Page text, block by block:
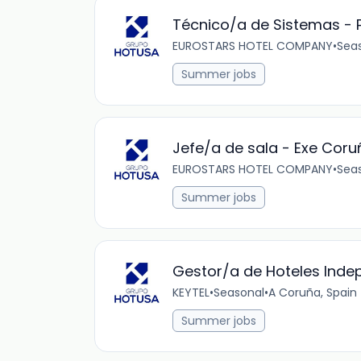
Técnico/a de Sistemas -
EUROSTARS HOTEL COMPANY•
Summer jobs
Jefe/a de sala - Exe
EUROSTARS HOTEL COMPANY•
Summer jobs
Gestor/a de Hoteles
KEYTEL•Seasonal•A Coruña, Spain
Summer jobs